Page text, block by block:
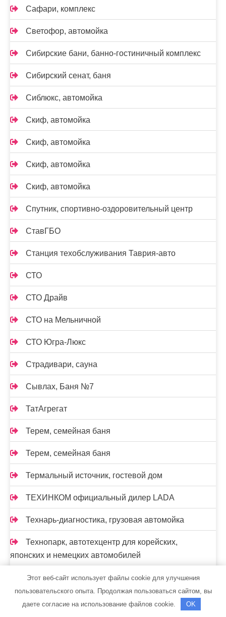
Сафари, комплекс
Светофор, автомойка
Сибирские бани, банно-гостиничный комплекс
Сибирский сенат, баня
Сиблюкс, автомойка
Скиф, автомойка
Скиф, автомойка
Скиф, автомойка
Скиф, автомойка
Спутник, спортивно-оздоровительный центр
СтавГБО
Станция техобслуживания Таврия-авто
СТО
СТО Драйв
СТО на Мельничной
СТО Югра-Люкс
Страдивари, сауна
Сывлах, Баня №7
ТатАгрегат
Терем, семейная баня
Терем, семейная баня
Термальный источник, гостевой дом
ТЕХИНКОМ официальный дилер LADA
Технарь-диагностика, грузовая автомойка
Технопарк, автотехцентр для корейских,
японских и немецких автомобилей
Технопарк, автотехцентр для корейских,
японских и немецких автомобилей
Этот веб-сайт использует файлы cookie для улучшения
пользовательского опыта. Продолжая пользоваться сайтом, вы
даете согласие на использование файлов cookie.
OK